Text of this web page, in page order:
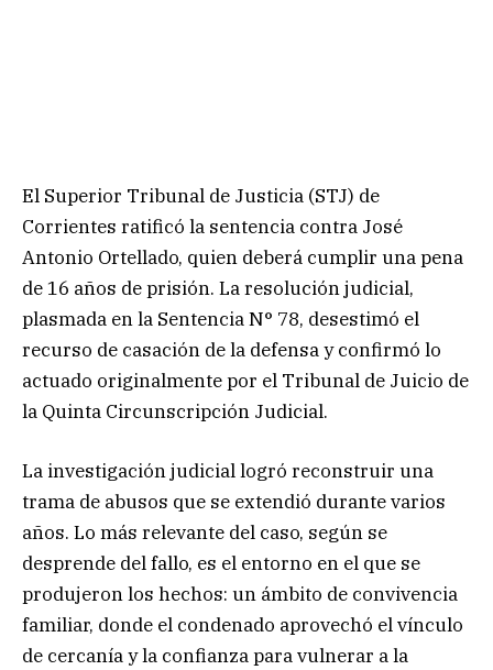
El Superior Tribunal de Justicia (STJ) de
Corrientes ratificó la sentencia contra José
Antonio Ortellado, quien deberá cumplir una pena
de 16 años de prisión. La resolución judicial,
plasmada en la Sentencia N° 78, desestimó el
recurso de casación de la defensa y confirmó lo
actuado originalmente por el Tribunal de Juicio de
la Quinta Circunscripción Judicial.
La investigación judicial logró reconstruir una
trama de abusos que se extendió durante varios
años. Lo más relevante del caso, según se
desprende del fallo, es el entorno en el que se
produjeron los hechos: un ámbito de convivencia
familiar, donde el condenado aprovechó el vínculo
de cercanía y la confianza para vulnerar a la